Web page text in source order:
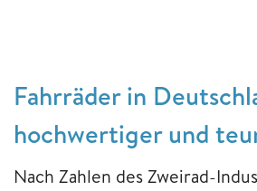
Fahrräder in
hochwertiger und
Nach Zahlen des Zweirad-